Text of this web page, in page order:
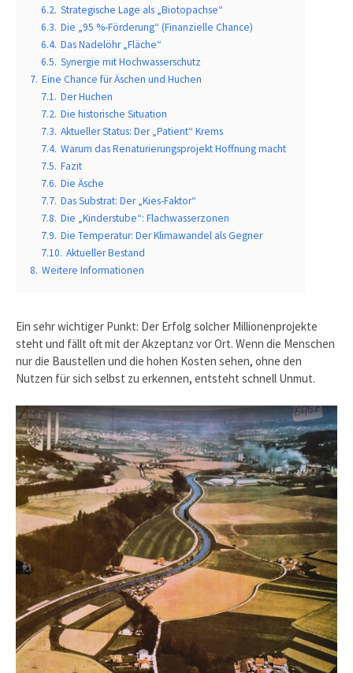
6.2. Strategische Lage als „Biotopachse“
6.3. Die „95 %-Förderung“ (Finanzielle Chance)
6.4. Das Nadelöhr „Fläche“
6.5. Synergie mit Hochwasserschutz
7. Eine Chance für Äschen und Huchen
7.1. Der Huchen
7.2. Die historische Situation
7.3. Aktueller Status: Der „Patient“ Krems
7.4. Warum das Renaturierungsprojekt Hoffnung macht
7.5. Fazit
7.6. Die Äsche
7.7. Das Substrat: Der „Kies-Faktor“
7.8. Die „Kinderstube“: Flachwasserzonen
7.9. Die Temperatur: Der Klimawandel als Gegner
7.10. Aktueller Bestand
8. Weitere Informationen
Ein sehr wichtiger Punkt: Der Erfolg solcher Millionenprojekte
steht und fällt oft mit der Akzeptanz vor Ort. Wenn die Menschen
nur die Baustellen und die hohen Kosten sehen, ohne den
Nutzen für sich selbst zu erkennen, entsteht schnell Unmut.